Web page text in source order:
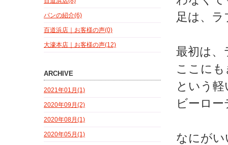
足は、
最初は、
ここに
という
ビーロ
なにが
パンの紹介(6)
百道浜店｜お客様の声(0)
大濠本店｜お客様の声(12)
ARCHIVE
2021年01月(1)
2020年09月(2)
2020年08月(1)
2020年05月(1)